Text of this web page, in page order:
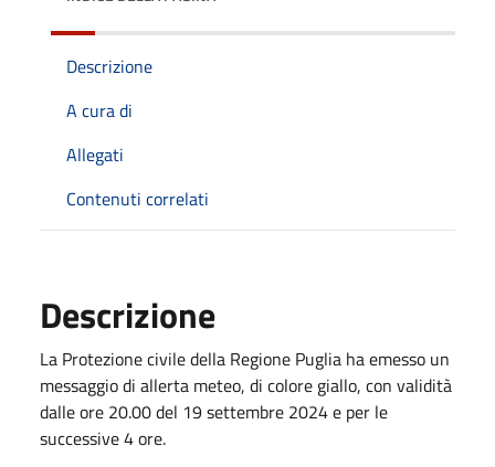
Descrizione
A cura di
Allegati
Contenuti correlati
Descrizione
La Protezione civile della Regione Puglia ha emesso un
messaggio di allerta meteo, di colore giallo, con validità
dalle ore 20.00 del 19 settembre 2024 e per le
successive 4 ore.